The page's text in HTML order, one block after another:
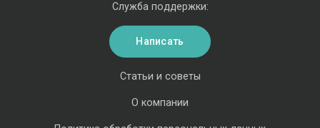
Статьи и советы
О компании
Служба поддержки:
Написать